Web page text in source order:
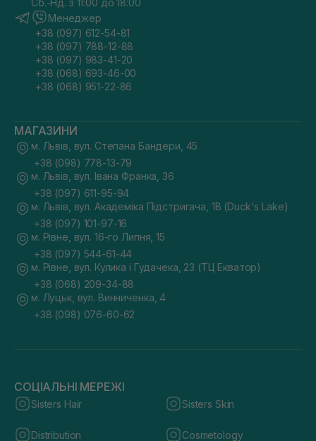
Сб.-Нд. з 11:00 до 18:00
Менеджер
+38 (097) 612-54-81
+38 (097) 788-12-88
+38 (097) 983-41-20
+38 (068) 693-46-00
+38 (068) 951-22-86
МАГАЗИНИ
м. Львів, вул. Степана Бандери, 45
+38 (098) 778-13-79
м. Львів, вул. Івана Франка, 36
+38 (097) 611-95-94
м. Львів, вул. Академіка Підстригача, 1В (Duck's Lake)
+38 (097) 101-97-16
м. Рівне, вул. 16-го Липня, 15
+38 (097) 544-61-44
м. Рівне, вул. Кулика і Гудачека, 23 (ТЦ Екватор)
+38 (068) 209-34-88
м. Луцьк, вул. Винниченка, 4
+38 (098) 076-60-62
СОЦІАЛЬНІ МЕРЕЖІ
Sisters Hair Sisters Skin
Distribution Cosmetology